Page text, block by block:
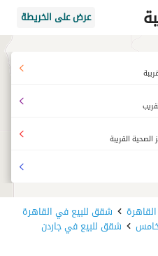
عرض على الخريطة
القريبة
شقق للبيع في القاهرة
شقق للبيع في جاردن